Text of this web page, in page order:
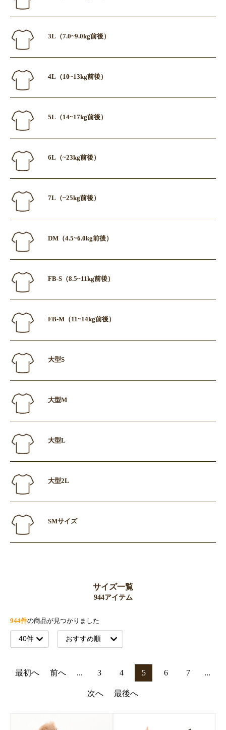
サイズ一覧
944アイテム
3L（7.0~9.0kg前後）
4L（10~13kg前後）
5L（14~17kg前後）
6L（~23kg前後）
7L（~25kg前後）
DM（4.5~6.0kg前後）
FB-S（8.5~11kg前後）
FB-M（11~14kg前後）
大型S
大型M
大型L
大型2L
SMサイズ
944件の商品が見つかりました
最初へ 前へ ... 3 4 5 6 7 ...
次へ 最後へ